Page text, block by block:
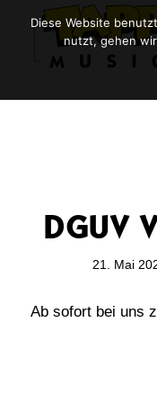
DGUV
21. Mai
Ab sofort bei uns
Diese Website
nutzt, gehen